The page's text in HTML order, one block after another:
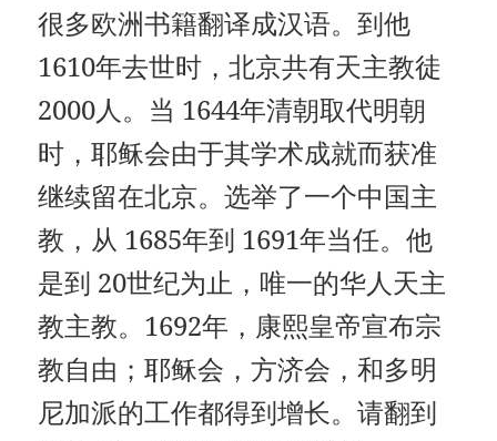
很多欧洲书籍翻译成汉语。到他
1610年去世时，北京共有天主教徒
2000人。当 1644年清朝取代明朝
时，耶稣会由于其学术成就而获准
继续留在北京。选举了一个中国主
教，从 1685年到 1691年当任。他
是到 20世纪为止，唯一的华人天主
教主教。1692年，康熙皇帝宣布宗
教自由；耶稣会，方济会，和多明
尼加派的工作都得到增长。请翻到